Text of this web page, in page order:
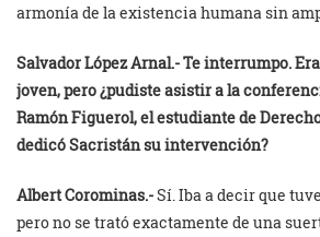
armonía de la existencia humana sin
Salvador López Arnal.-Te interrumpo.
joven, pero ¿pudiste asistir a la
Ramón Figuerol, el estudiante de
dedicó Sacristán su intervención?
Albert Corominas.-Sí. Iba a decir que
pero no se trató exactamente de una